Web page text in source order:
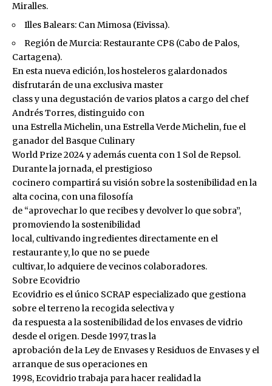
Miralles.
Illes Balears: Can Mimosa (Eivissa).
Región de Murcia: Restaurante CP8 (Cabo de Palos,
Cartagena).
En esta nueva edición, los hosteleros galardonados
disfrutarán de una exclusiva master
class y una degustación de varios platos a cargo del chef
Andrés Torres, distinguido con
una Estrella Michelin, una Estrella Verde Michelin, fue el
ganador del Basque Culinary
World Prize 2024 y además cuenta con 1 Sol de Repsol.
Durante la jornada, el prestigioso
cocinero compartirá su visión sobre la sostenibilidad en la
alta cocina, con una filosofía
de “aprovechar lo que recibes y devolver lo que sobra”,
promoviendo la sostenibilidad
local, cultivando ingredientes directamente en el
restaurante y, lo que no se puede
cultivar, lo adquiere de vecinos colaboradores.
Sobre Ecovidrio
Ecovidrio es el único SCRAP especializado que gestiona
sobre el terreno la recogida selectiva y
da respuesta a la sostenibilidad de los envases de vidrio
desde el origen. Desde 1997, tras la
aprobación de la Ley de Envases y Residuos de Envases y el
arranque de sus operaciones en
1998, Ecovidrio trabaja para hacer realidad la